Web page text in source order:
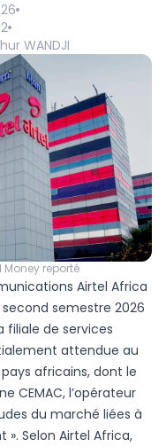
WANDJI
Money reporté
Airtel Africa
semestre 2026
filiale de services
attendue au
africains, dont le
CEMAC, l’opérateur
du marché liées à
Selon Airtel Africa,